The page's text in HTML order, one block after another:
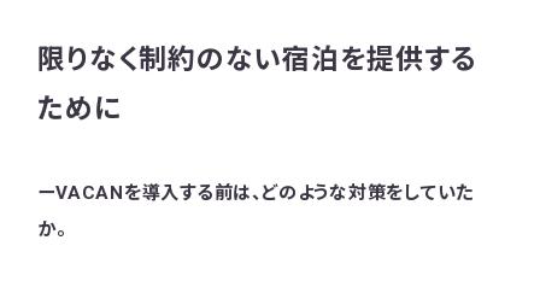
限りなく制約のない宿泊を提供する
ために
ーVACANを導入する前は、どのような対策をしていた
か。